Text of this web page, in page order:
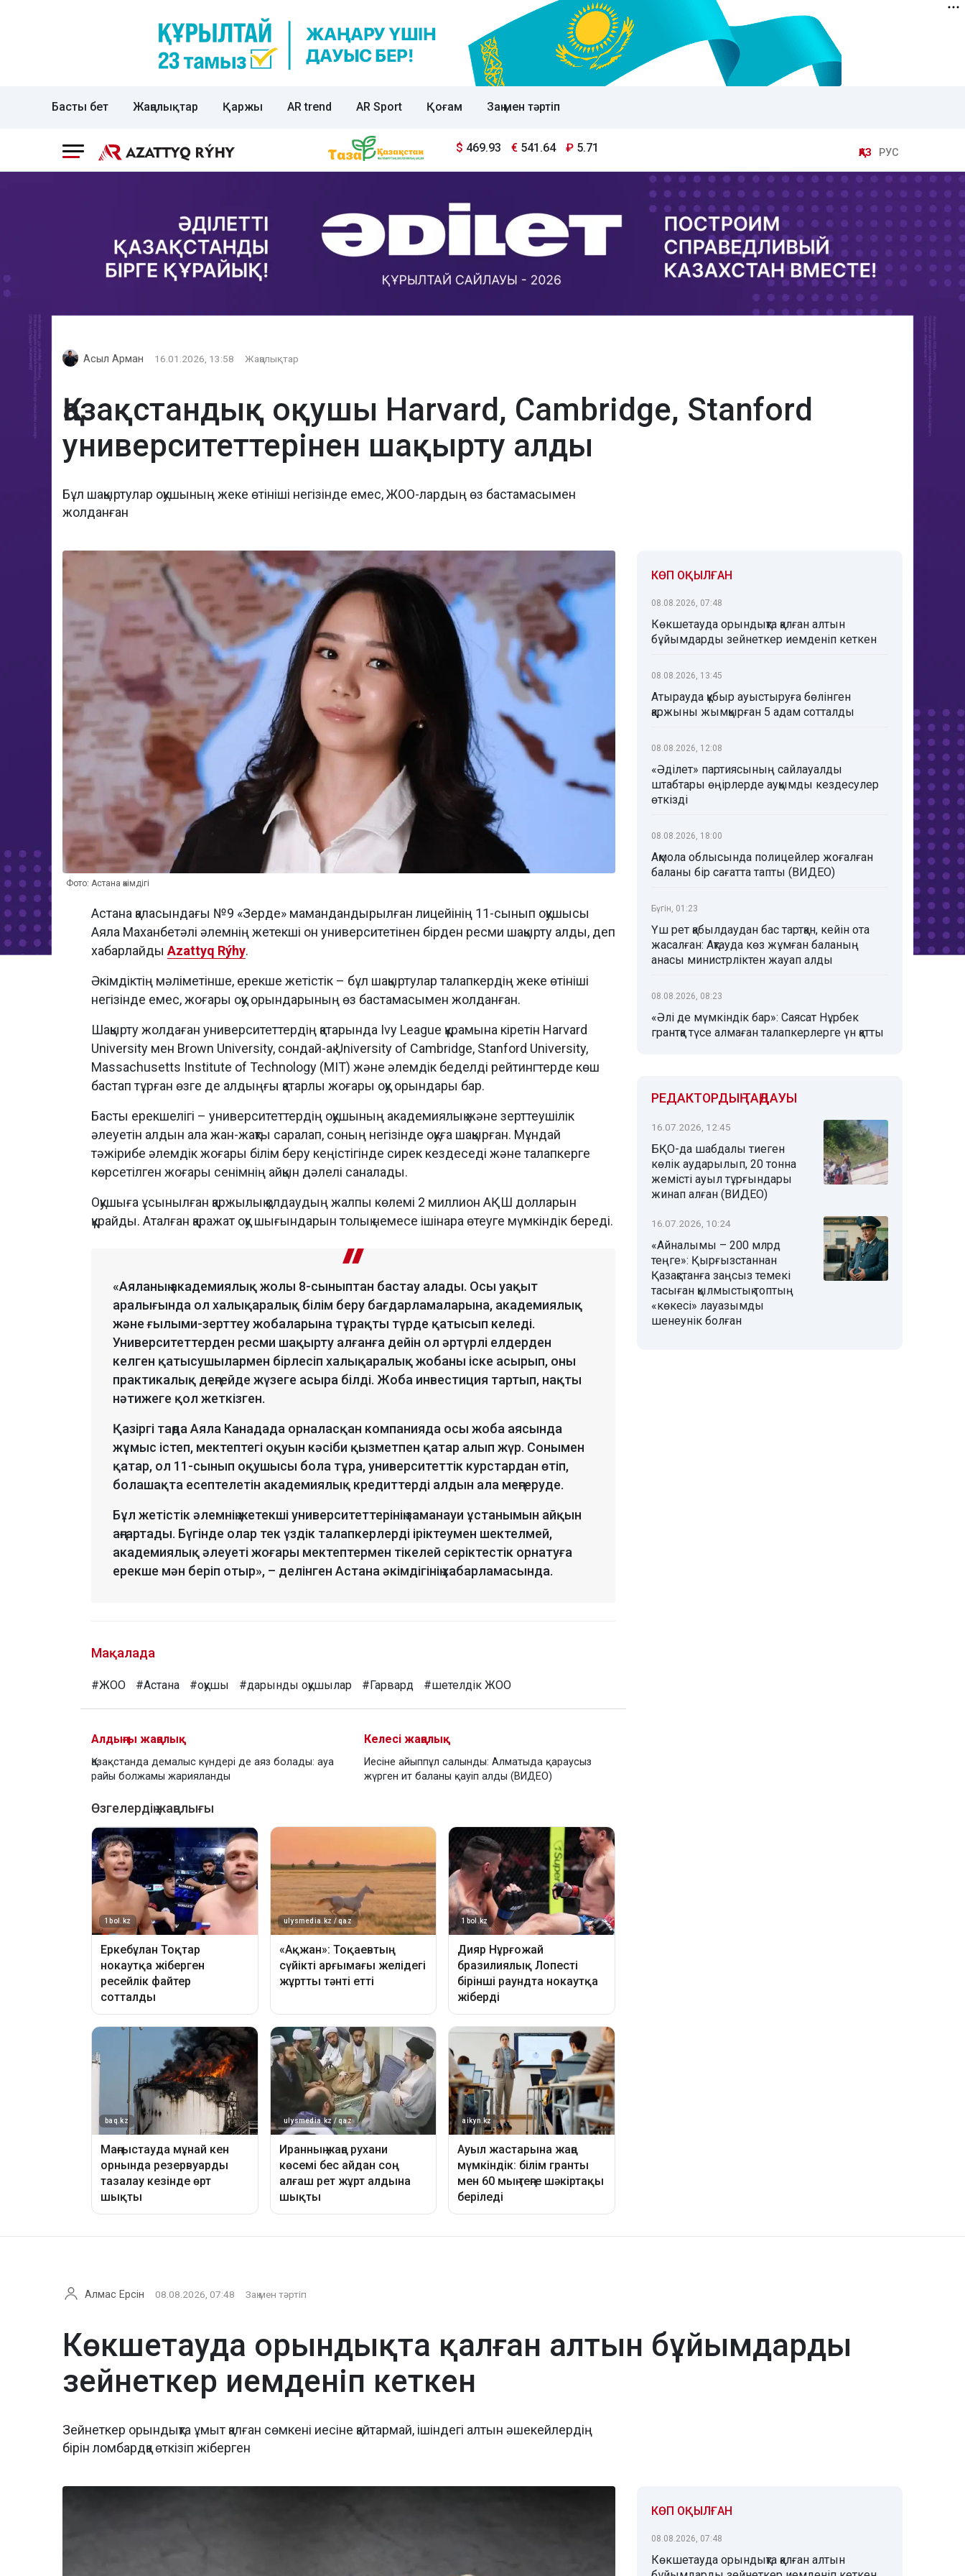
Басты бет Жаңалықтар Қаржы AR trend AR Sport Қоғам Заң мен тәртіп
$ 469.93 € 541.64 ₽ 5.71 ҚАЗ РУС
Асыл Арман 16.01.2026, 13:58 Жаңалықтар
Қазақстандық оқушы Harvard, Cambridge, Stanford
университеттерінен шақырту алды
Бұл шақыртулар оқушының жеке өтініші негізінде емес, ЖОО-лардың өз бастамасымен
жолданған
Фото: Астана әкімдігі
Астана қаласындағы №9 «Зерде» мамандандырылған лицейінің 11-сынып оқушысы
Аяла Маханбетәлі әлемнің жетекші он университетінен бірден ресми шақырту алды, деп
хабарлайды Azattyq Rýhy.
Әкімдіктің мәліметінше, ерекше жетістік – бұл шақыртулар талапкердің жеке өтініші
негізінде емес, жоғары оқу орындарының өз бастамасымен жолданған.
Шақырту жолдаған университеттердің қатарында Ivy League құрамына кіретін Harvard
University мен Brown University, сондай-ақ University of Cambridge, Stanford University,
Massachusetts Institute of Technology (MIT) және әлемдік беделді рейтингтерде көш
бастап тұрған өзге де алдыңғы қатарлы жоғары оқу орындары бар.
Басты ерекшелігі – университеттердің оқушының академиялық және зерттеушілік
әлеуетін алдын ала жан-жақты саралап, соның негізінде оқуға шақырған. Мұндай
тәжірибе әлемдік жоғары білім беру кеңістігінде сирек кездеседі және талапкерге
көрсетілген жоғары сенімнің айқын дәлелі саналады.
Оқушыға ұсынылған қаржылық қолдаудың жалпы көлемі 2 миллион АҚШ долларын
құрайды. Аталған қаражат оқу шығындарын толық немесе ішінара өтеуге мүмкіндік береді.
«Аяланың академиялық жолы 8-сыныптан бастау алады. Осы уақыт
аралығында ол халықаралық білім беру бағдарламаларына, академиялық
және ғылыми-зерттеу жобаларына тұрақты түрде қатысып келеді.
Университеттерден ресми шақырту алғанға дейін ол әртүрлі елдерден
келген қатысушылармен бірлесіп халықаралық жобаны іске асырып, оны
практикалық деңгейде жүзеге асыра білді. Жоба инвестиция тартып, нақты
нәтижеге қол жеткізген.
Қазіргі таңда Аяла Канадада орналасқан компанияда осы жоба аясында
жұмыс істеп, мектептегі оқуын кәсіби қызметпен қатар алып жүр. Сонымен
қатар, ол 11-сынып оқушысы бола тұра, университеттік курстардан өтіп,
болашақта есептелетін академиялық кредиттерді алдын ала меңгеруде.
Бұл жетістік әлемнің жетекші университеттерінің заманауи ұстанымын айқын
аңғартады. Бүгінде олар тек үздік талапкерлерді іріктеумен шектелмей,
академиялық әлеуеті жоғары мектептермен тікелей серіктестік орнатуға
ерекше мән беріп отыр», – делінген Астана әкімдігінің хабарламасында.
Мақалада
#ЖОО #Астана #оқушы #дарынды оқушылар #Гарвард #шетелдік ЖОО
Алдыңғы жаңалық
Қазақстанда демалыс күндері де аяз болады: ауа
райы болжамы жарияланды
Келесі жаңалық
Иесіне айыппұл салынды: Алматыда қараусыз
жүрген ит баланы қауіп алды (ВИДЕО)
КӨП ОҚЫЛҒАН
08.08.2026, 07:48
Көкшетауда орындықта қалған алтын
бұйымдарды зейнеткер иемденіп кеткен
08.08.2026, 13:45
Атырауда құбыр ауыстыруға бөлінген
қаржыны жымқырған 5 адам сотталды
08.08.2026, 12:08
«Әділет» партиясының сайлауалды
штабтары өңірлерде ауқымды кездесулер
өткізді
08.08.2026, 18:00
Ақмола облысында полицейлер жоғалған
баланы бір сағатта тапты (ВИДЕО)
Бүгін, 01:23
Үш рет қабылдаудан бас тартқан, кейін ота
жасалған: Ақтауда көз жұмған баланың
анасы министрліктен жауап алды
08.08.2026, 08:23
«Әлі де мүмкіндік бар»: Саясат Нұрбек
грантқа түсе алмаған талапкерлерге үн қатты
РЕДАКТОРДЫҢ ТАҢДАУЫ
16.07.2026, 12:45
БҚО-да шабдалы тиеген
көлік аударылып, 20 тонна
жемісті ауыл тұрғындары
жинап алған (ВИДЕО)
16.07.2026, 10:24
«Айналымы – 200 млрд
теңге»: Қырғызстаннан
Қазақстанға заңсыз темекі
тасыған қылмыстық топтың
«көкесі» лауазымды
шенеунік болған
Алмас Ерсін 08.08.2026, 07:48 Заң мен тәртіп
Көкшетауда орындықта қалған алтын бұйымдарды
зейнеткер иемденіп кеткен
Зейнеткер орындықта ұмыт қалған сөмкені иесіне қайтармай, ішіндегі алтын әшекейлердің
бірін ломбардқа өткізіп жіберген
КӨП ОҚЫЛҒАН
08.08.2026, 07:48
Көкшетауда орындықта қалған алтын